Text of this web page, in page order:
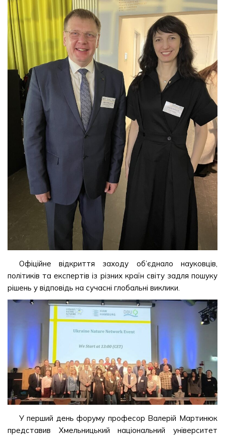
Офіційне відкриття заходу об’єднало науковців,
політиків та експертів із різних країн світу задля пошуку
рішень у відповідь на сучасні глобальні виклики.
У перший день форуму професор Валерій Мартинюк
представив Хмельницький національний університет